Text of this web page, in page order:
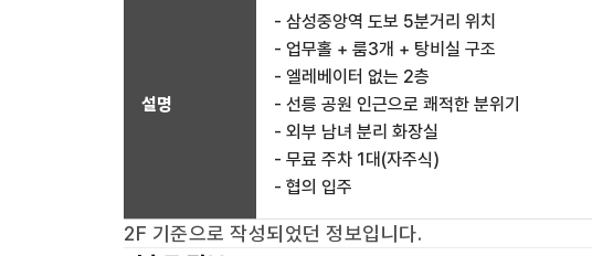
설명
- 삼성중앙역 도보 5분거리 위치
- 업무홀 + 룸3개 + 탕비실 구조
- 엘레베이터 없는 2층
- 선릉 공원 인근으로 쾌적한 분위기
- 외부 남녀 분리 화장실
- 무료 주차 1대(자주식)
- 협의 입주
2F 기준으로 작성되었던 정보입니다.